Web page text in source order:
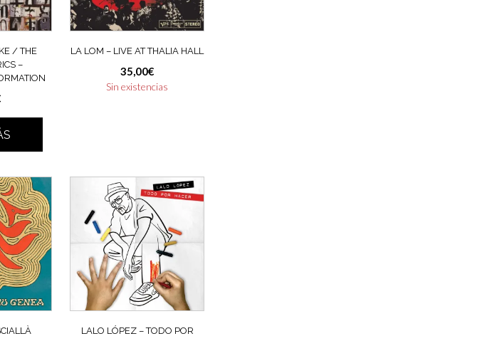
/ THE
–
LA LOM – LIVE AT THALIA HALL
35,00€
Sin existencias
LALO LÓPEZ – TODO POR